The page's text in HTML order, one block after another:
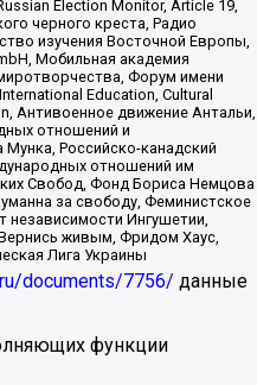
Election Monitor, Article 19,
черного креста, Радио
изучения Восточной Европы,
Мобильная академия
Форум имени
Education, Cultural
Антивоенное движение Антальи,
отношений и
Российско-канадский
отношений им
Свобод, Фонд Бориса Немцова
за свободу, Феминистское
независимости Ингушетии,
живым, Фридом Хаус,
Лига Украины
documents/7756/ данные
функции